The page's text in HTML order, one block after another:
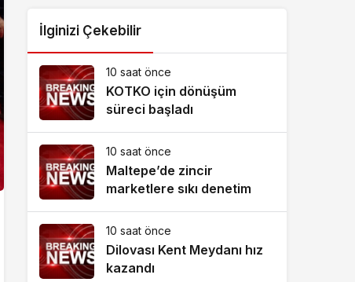
İlginizi Çekebilir
10 saat önce
KOTKO için dönüşüm
süreci başladı
10 saat önce
Maltepe’de zincir
marketlere sıkı denetim
10 saat önce
Dilovası Kent Meydanı hız
kazandı